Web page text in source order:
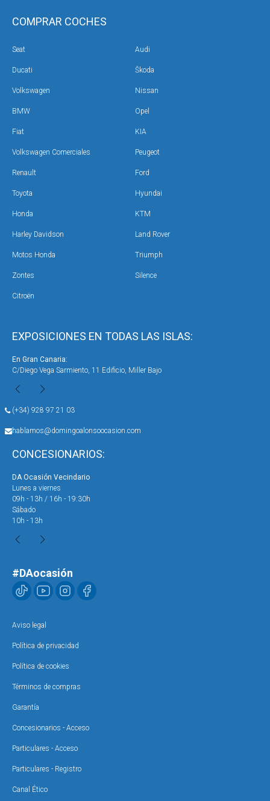
EXPOSICIONES EN TODAS LAS ISLAS:
En Gran Canaria:
C/Diego Vega Sarmiento, 11 Edificio, Miller Bajo
(+34) 928 97 21 03
hablamos@domingoalonsoocasion.com
CONCESIONARIOS:
DA Ocasión Vecindario
Lunes a viernes
09h - 13h / 16h - 19:30h
Sábado
10h - 13h
COMPRAR COCHES
Seat Audi
Ducati Škoda
Volkswagen Nissan
BMW Opel
Fiat KIA
Volkswagen Comerciales Peugeot
Renault Ford
Toyota Hyundai
Honda KTM
Harley Davidson Land Rover
Motos Honda Triumph
Zontes Silence
Citroën
#DAocasión
Aviso legal
Política de privacidad
Política de cookies
Términos de compras
Garantía
Concesionarios - Acceso
Particulares - Acceso
Particulares - Registro
Canal Ético